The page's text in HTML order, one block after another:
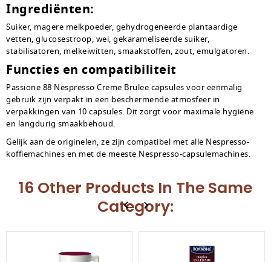
Ingrediënten:
Suiker, magere melkpoeder, gehydrogeneerde plantaardige
vetten, glucosestroop, wei, gekarameliseerde suiker,
stabilisatoren, melkeiwitten, smaakstoffen, zout, emulgatoren.
Functies en compatibiliteit
Passione 88 Nespresso Creme Brulee capsules voor eenmalig
gebruik zijn verpakt in een beschermende atmosfeer in
verpakkingen van 10 capsules. Dit zorgt voor maximale hygiëne
en langdurig smaakbehoud.
Gelijk aan de originelen, ze zijn compatibel met alle Nespresso-
koffiemachines en met de meeste Nespresso-capsulemachines.
16 Other Products In The Same
Category: